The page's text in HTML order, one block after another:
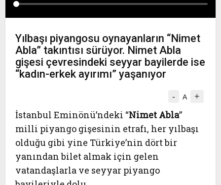
Yılbaşı piyangosu oynayanların “Nimet
Abla” takıntısı sürüyor. Nimet Abla
gişesi çevresindeki seyyar bayilerde ise
“kadın-erkek ayırımı” yaşanıyor
- A +
İstanbul Eminönü’ndeki “Nimet Abla”
milli piyango gişesinin etrafı, her yılbaşı
olduğu gibi yine Türkiye’nin dört bir
yanından bilet almak için gelen
vatandaşlarla ve seyyar piyango